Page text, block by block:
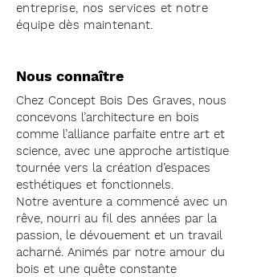
entreprise, nos services et notre
équipe dès maintenant.
Nous connaître
Chez Concept Bois Des Graves, nous
concevons l’architecture en bois
comme l’alliance parfaite entre art et
science, avec une approche artistique
tournée vers la création d’espaces
esthétiques et fonctionnels.
Notre aventure a commencé avec un
rêve, nourri au fil des années par la
passion, le dévouement et un travail
acharné. Animés par notre amour du
bois et une quête constante